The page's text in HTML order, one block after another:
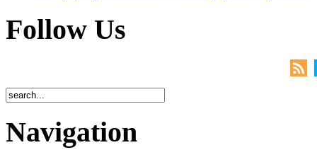
Follow Us
Navigation